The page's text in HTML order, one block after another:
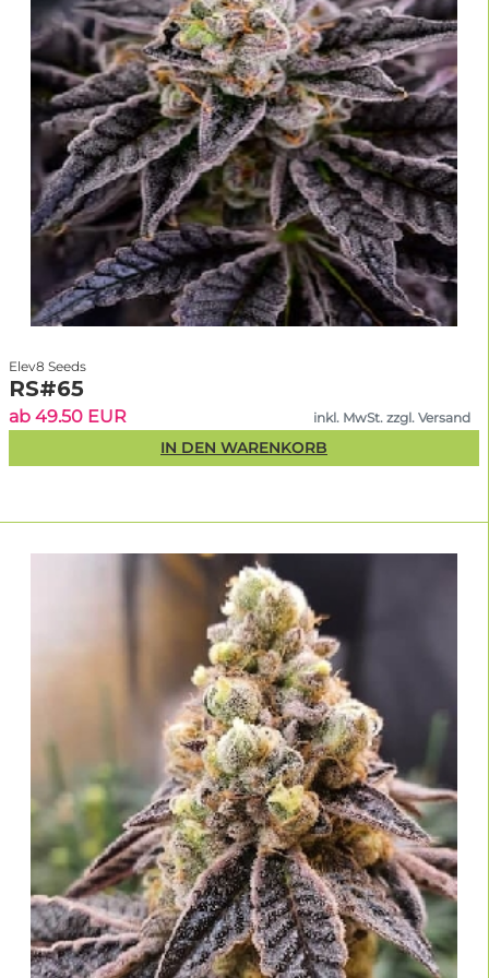
zur Hälfte männliche Pflanzen, die keine verwertbaren Blüten bilden.
Durch moderne Zuchtmethoden werden bei feminisierten Varianten
weibliche Gene stabilisiert. Der große Vorteil: Werfeminisierte
Cannabissamen online bestellt, spart Ressourcen und erzielt verlässlich
hohe Erträge. Das Risiko ungewollter Bestäubung entfällt – ideal für
Einsteiger und Profis gleichermaßen, egal ob du in Deutschland,
Österreich oder der Schweiz anbaust.
Warum feminisierte Hanfsamen
kaufen – die Top-Vorteile im
Überblick
männliche Ausreißer.
Maximale Effizienz:
ertragreichen Pflanze.
Planbare Ergebnisse:gleichmäßiges Wachstum und
reproduzierbare Ernten.
Hohe Keimraten:geprüftes Qualitätssaatgut von Linda Seeds.
feminisierten Cannabissamen
erzielst du konstant gute Ergebnisse – egal, ob du privat anbaust oder
professioneller Züchter bist. Du bist dir noch unsicher, welcher Samen-Typ
der richtige für dich ist? Dann entdecke auch unsere
oder unsereSorten mit besonders
Top-Sorten feminisierter
Hanfsamen – Bestseller mit
hoher Kundenzufriedenheit
Die Auswahl anfeminisierten Hanfsamenbei Linda Seeds reicht von
bewährten Klassikern bis zu modernen US-Hybriden mit intensiven
Terpenprofilen und extremem THC-Potenzial. Hier findest du starkeTHC-
reiche feminisierte Sortenebenso wie robuste Genetiken für das
mitteleuropäische Klima.
Elev8 Seeds
RS#65
ab 49.50 EUR inkl. MwSt. zzgl. Versand
IN DEN WARENKORB